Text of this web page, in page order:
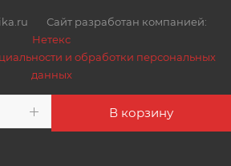
В корзину
Сайт разработан компанией:
Нетекс
и обработки персональных
данных